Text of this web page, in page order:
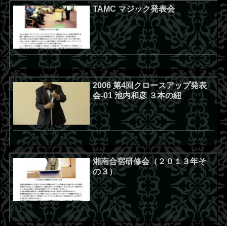
TAMC マジック発表会
2006 第4回クロースアップ発表
会-01 池内和彦 ３本の紐
湘南合宿研修会（２０１３年そ
の３）